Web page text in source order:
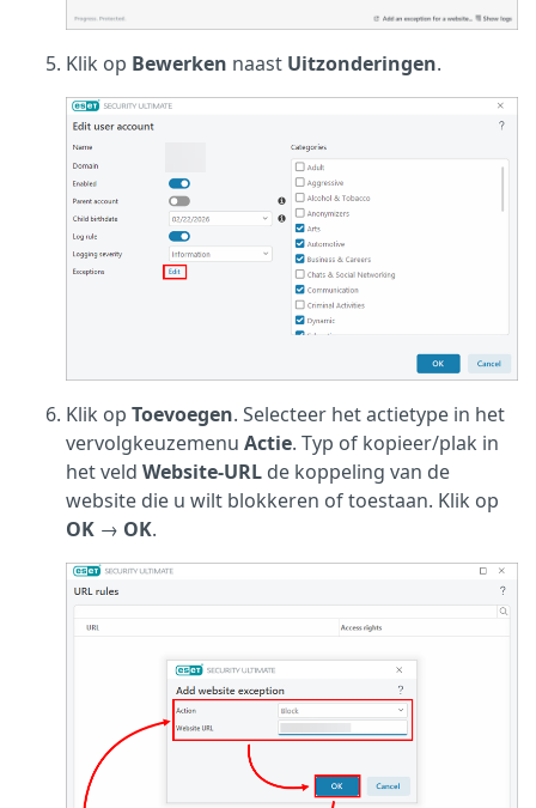
Klik op Bewerken naast Uitzonderingen.
Klik op Toevoegen. Selecteer het actietype in het
vervolgkeuzemenu Actie. Typ of kopieer/plak in
het veld Website-URL de koppeling van de
website die u wilt blokkeren of toestaan. Klik op
OK → OK.